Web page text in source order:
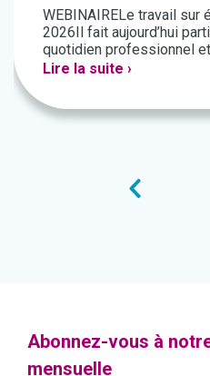
WEBINAIRELe travail sur
2026Il fait aujourd’hui
quotidien professionnel et
Lire la suite ›
Abonnez-vous à
mensuelle